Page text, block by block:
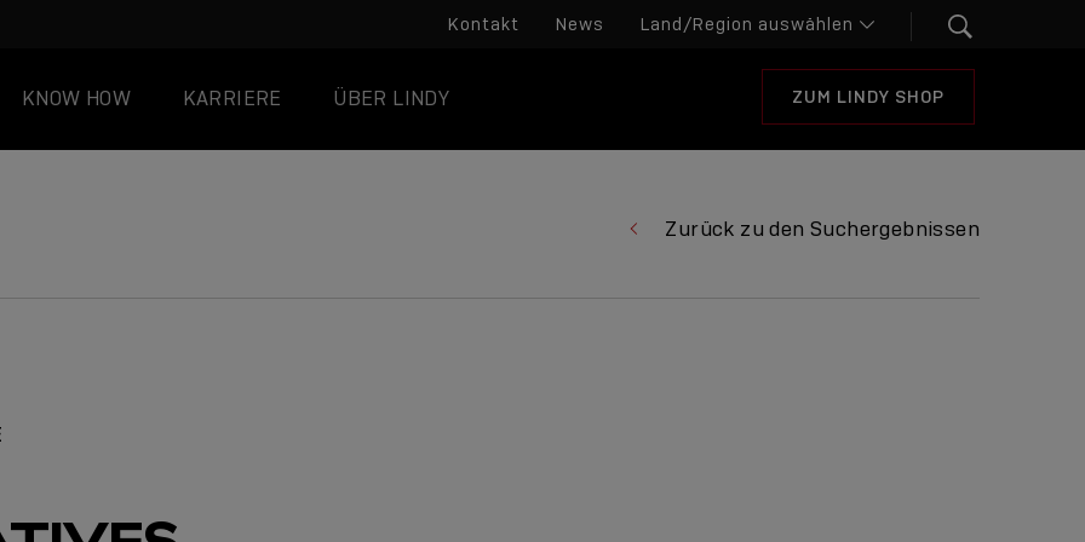
Kontakt News
KNOW HOW KARRIERE ÜBER LINDY ZUM LINDY SHOP
Zurück zu den Suchergebnissen